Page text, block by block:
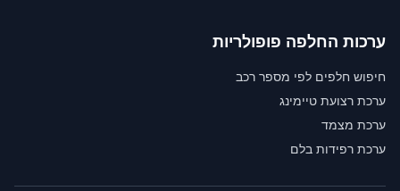
ערכות החלפה פופולריות
חיפוש חלפים לפי מספר רכב
ערכת רצועת טיימינג
ערכת מצמד
ערכת רפידות בלם